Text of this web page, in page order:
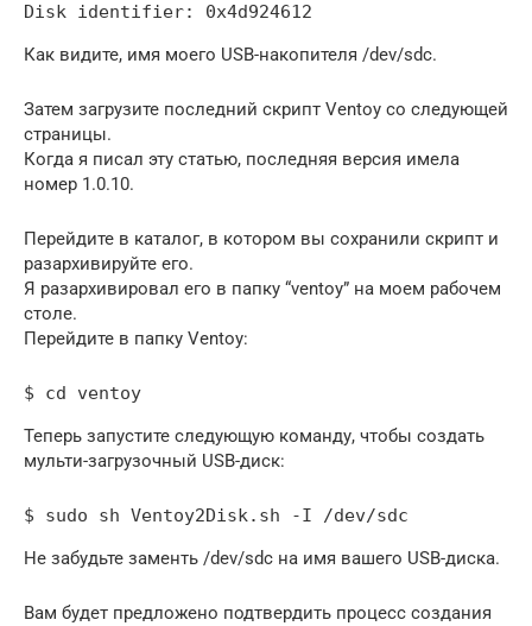
Disk identifier: 0x4d924612
Как видите, имя моего USB-накопителя /dev/sdc.
Затем загрузите последний скрипт Ventoy со следующей
страницы.
Когда я писал эту статью, последняя версия имела
номер 1.0.10.
Перейдите в каталог, в котором вы сохранили скрипт и
разархивируйте его.
Я разархивировал его в папку “ventoy” на моем рабочем
столе.
Перейдите в папку Ventoy:
$ cd ventoy
Теперь запустите следующую команду, чтобы создать
мульти-загрузочный USB-диск:
$ sudo sh Ventoy2Disk.sh -I /dev/sdc
Не забудьте заменть /dev/sdc на имя вашего USB-диска.
Вам будет предложено подтвердить процесс создания